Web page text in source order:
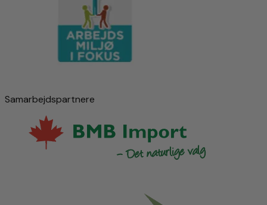
Samarbejdspartnere